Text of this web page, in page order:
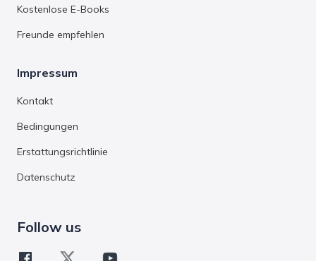
Follow us
Kostenlose E-Books
Freunde empfehlen
Impressum
Kontakt
Bedingungen
Erstattungsrichtlinie
Datenschutz